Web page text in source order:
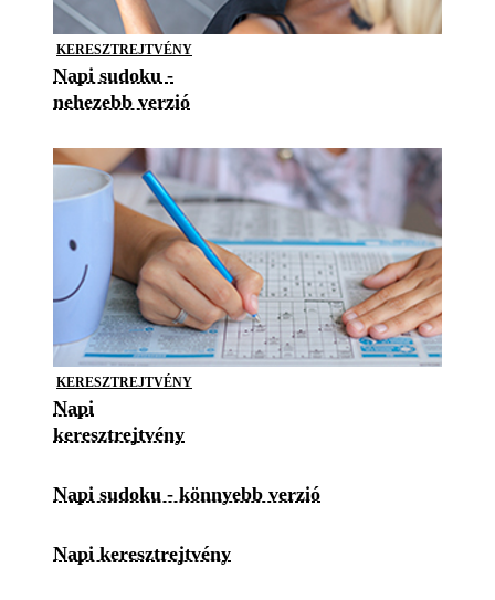
KERESZTREJTVÉNY
Napi sudoku -
nehezebb verzió
KERESZTREJTVÉNY
Napi
keresztrejtvény
Napi sudoku - könnyebb verzió
Napi keresztrejtvény